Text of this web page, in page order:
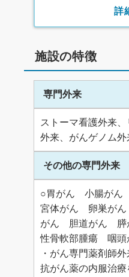
詳
施設の特徴
専門外来
ストーマ看護外来
外来、がんゲノム外
その他の専門外来
○胃がん 小腸が
宮体がん 卵巣が
がん 胆道がん
性骨軟部腫瘍 咽頭
・がん専門薬剤師外
抗がん薬の内服治